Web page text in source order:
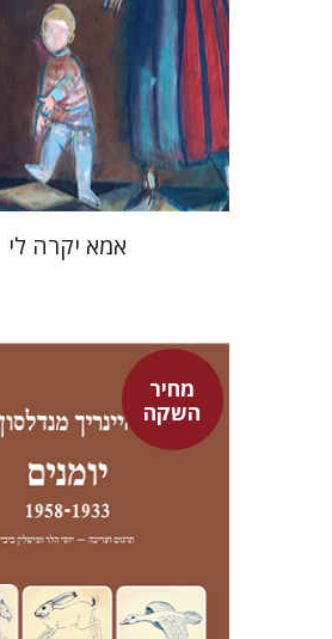
מחיר השקה
$53
$37
אמא יקרה לי
מחיר
השקההיינריך מנדלסון
יוסי הלר
מישלין ביבי